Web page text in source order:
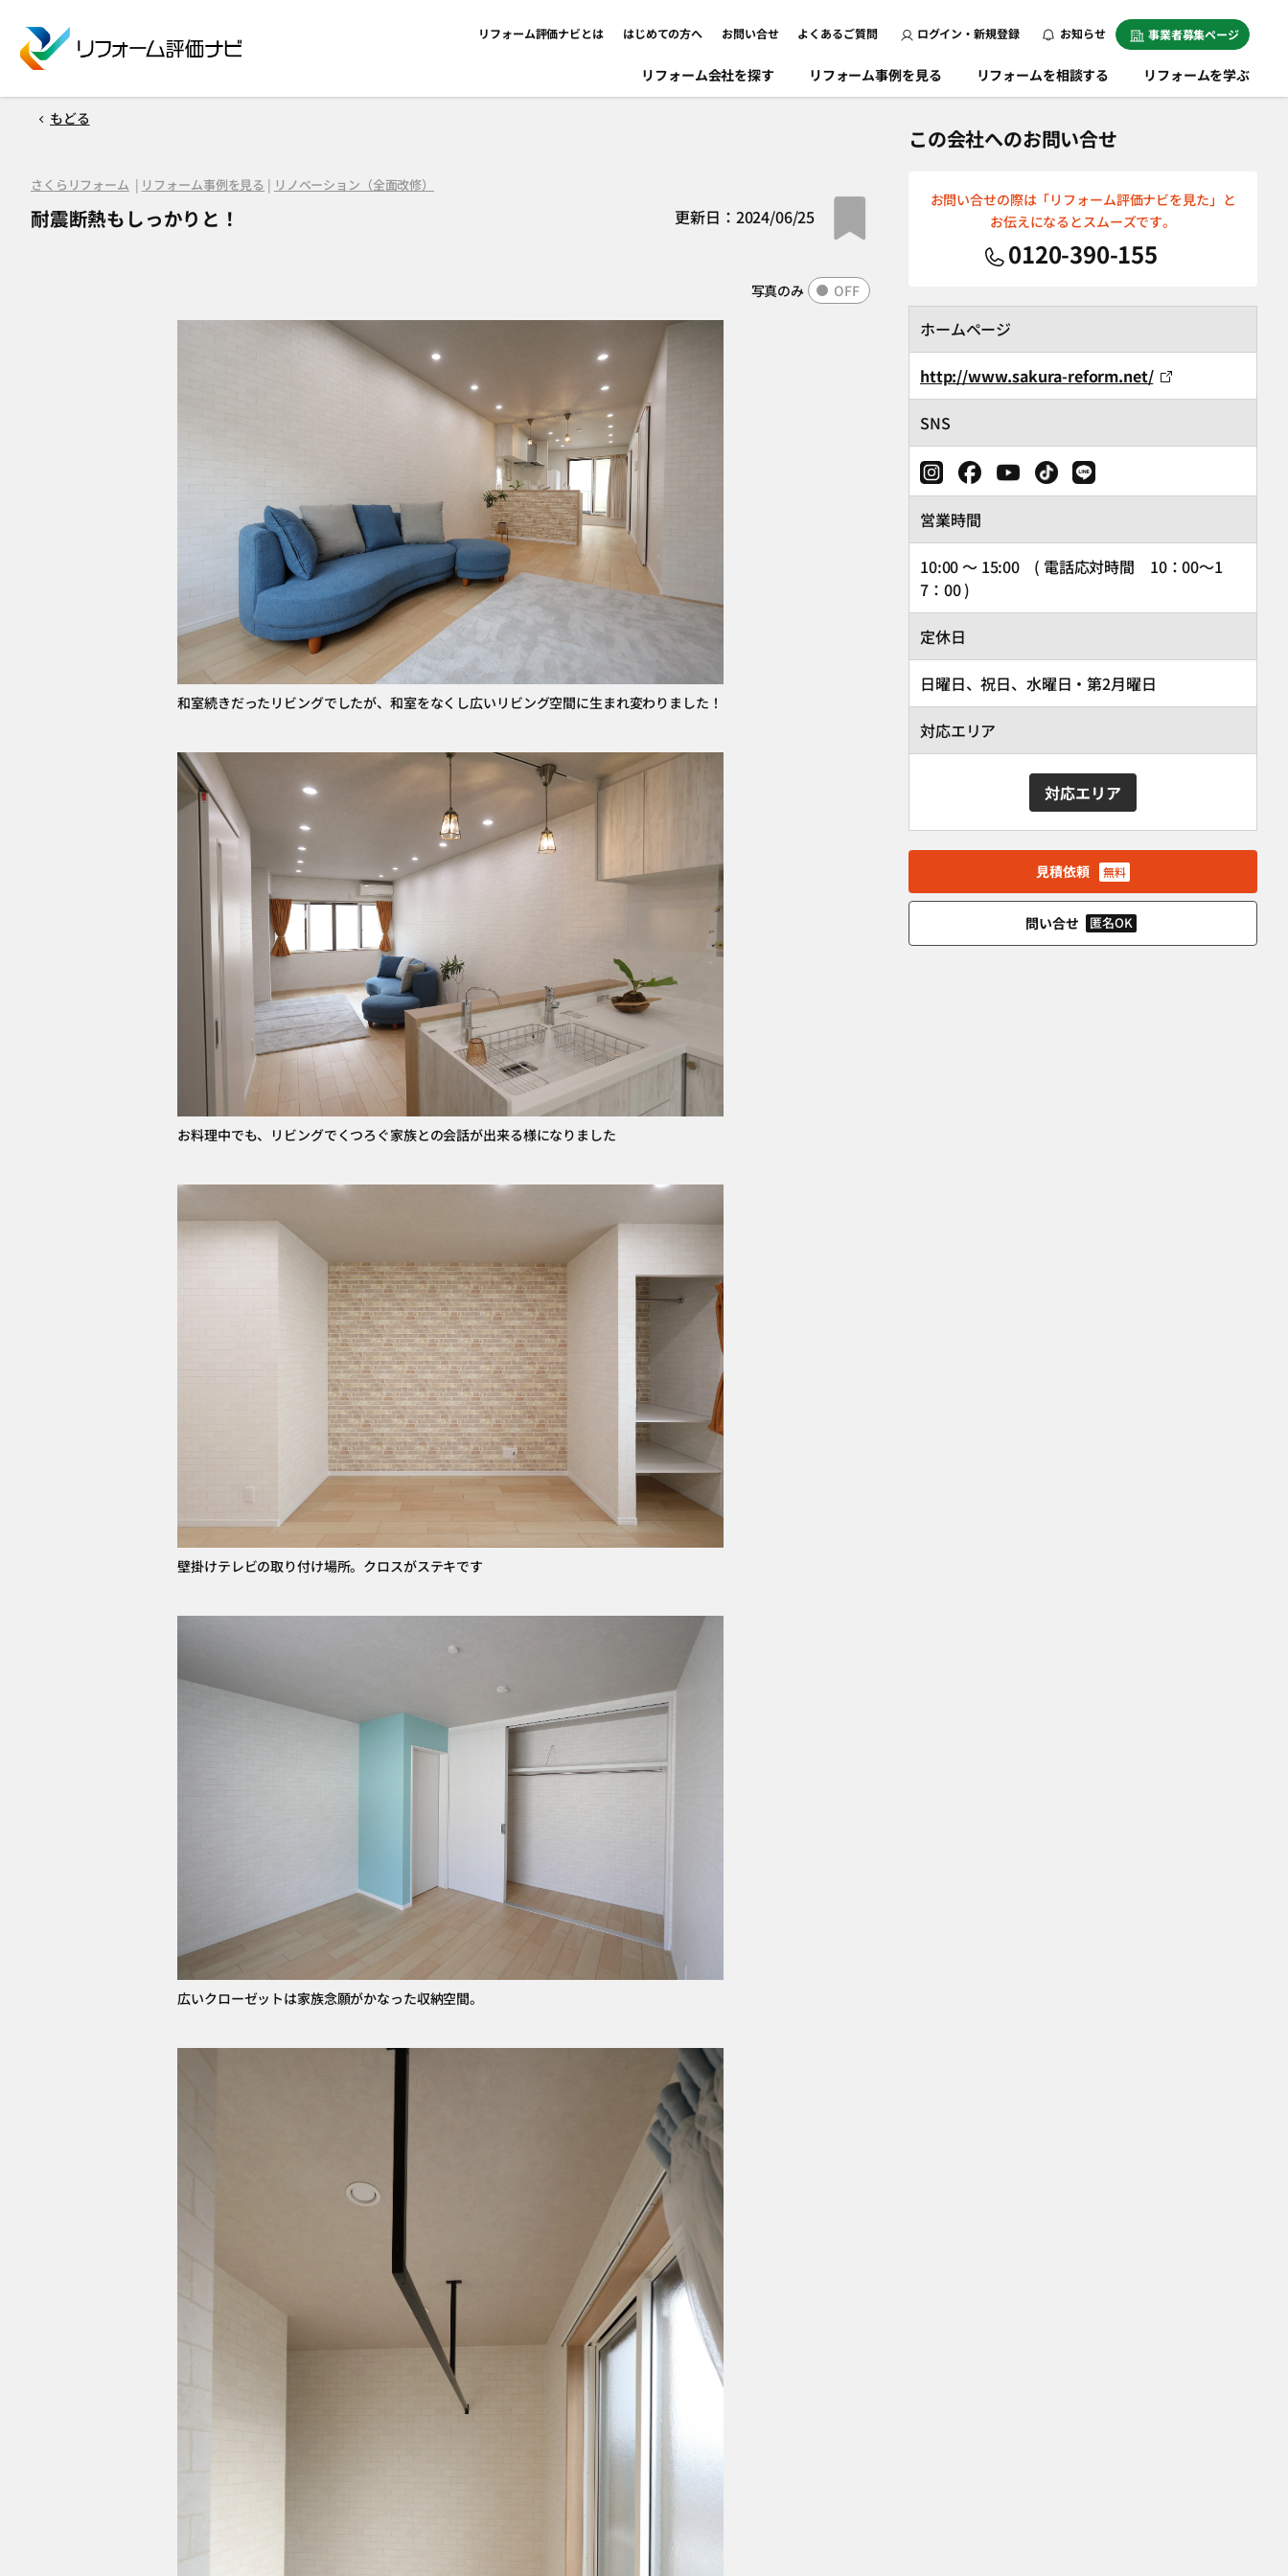
リフォーム評価ナビとは はじめての方へ お問い合せ よくあるご質問 ログイン・新規登録 お知らせ 事業者募集ページ
リフォーム会社を探す リフォーム事例を見る リフォームを相談する リフォームを学ぶ
もどる
更新日：2024/06/25
さくらリフォーム | リフォーム事例を見る | リノベーション（全面改修）
耐震断熱もしっかりと！
写真のみ OFF
和室続きだったリビングでしたが、和室をなくし広いリビング空間に生まれ変わりました！
お料理中でも、リビングでくつろぐ家族との会話が出来る様になりました
壁掛けテレビの取り付け場所。クロスがステキです
広いクローゼットは家族念願がかなった収納空間。
この会社へのお問い合せ
お問い合せの際は「リフォーム評価ナビを見た」と
お伝えになるとスムーズです。
0120-390-155
ホームページ
http://www.sakura-reform.net/
SNS
営業時間
10:00 ～ 15:00 ( 電話応対時間 10：00～1
7：00 )
定休日
日曜日、祝日、水曜日・第2月曜日
対応エリア
対応エリア
見積依頼 無料
問い合せ 匿名OK